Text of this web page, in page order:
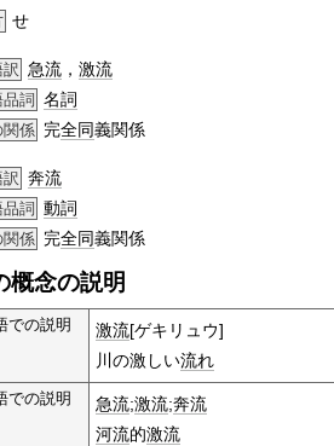
せ
急流 ， 激流
詞 名詞
関係 完全同義関係
奔流
詞 動詞
関係 完全同義関係
概念の説明
での説明 激流[ゲキリュウ]
川の激しい流れ
での説明 急流;激流;奔流
河流的激流